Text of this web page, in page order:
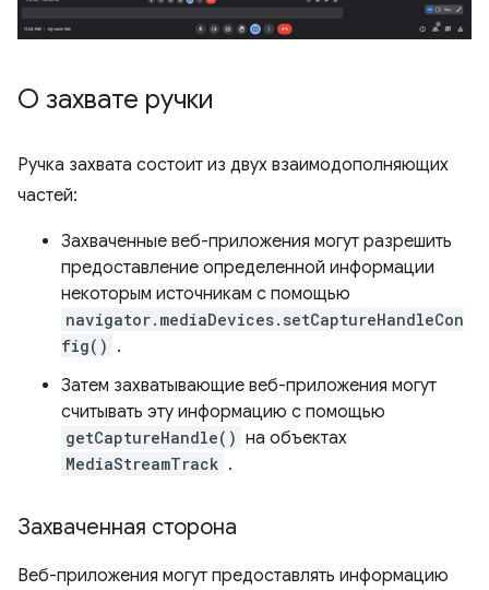
О захвате ручки
Ручка захвата состоит из двух взаимодополняющих
частей:
Захваченные веб-приложения могут разрешить
предоставление определенной информации
некоторым источникам с помощью
navigator.mediaDevices.setCaptureHandleCon
fig() .
Затем захватывающие веб-приложения могут
считывать эту информацию с помощью
getCaptureHandle() на объектах
MediaStreamTrack .
Захваченная сторона
Веб-приложения могут предоставлять информацию